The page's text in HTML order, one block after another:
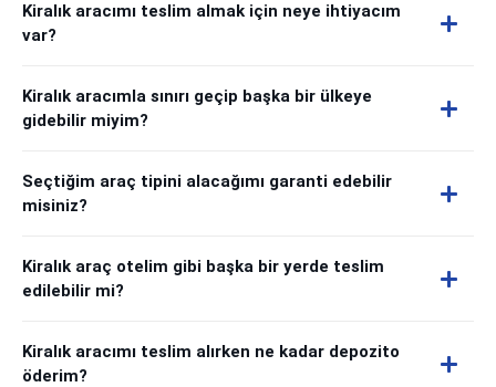
Kiralık aracımı teslim almak için neye ihtiyacım
var?
Kiralık aracımla sınırı geçip başka bir ülkeye
gidebilir miyim?
Seçtiğim araç tipini alacağımı garanti edebilir
misiniz?
Kiralık araç otelim gibi başka bir yerde teslim
edilebilir mi?
Kiralık aracımı teslim alırken ne kadar depozito
öderim?